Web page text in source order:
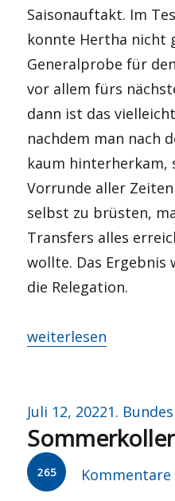
Saisonauftakt. Im
konnte Hertha nicht
Generalprobe für
vor allem fürs
dann ist das
nachdem man nach
kaum hinterherkam,
Vorrunde aller
selbst zu brüsten,
Transfers alles
wollte. Das Ergebnis
die Relegation.
„Nach dem Derby ist
weiterlesen
Veröffentlicht
am
Juli 12, 20221.
Sommerkoller
265 Kommentare